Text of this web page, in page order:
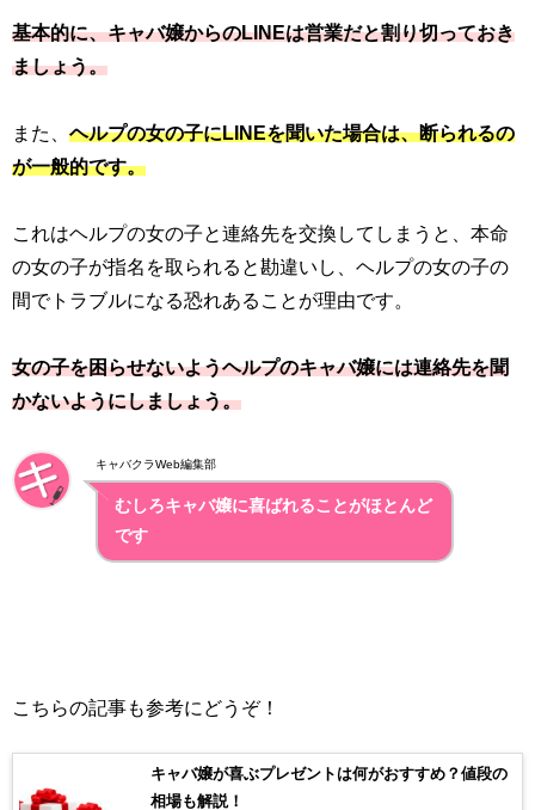
基本的に、キャバ嬢からのLINEは営業だと割り切っておき
ましょう。
また、 ヘルプの女の子にLINEを聞いた場合は、断られるの
が一般的です。
これはヘルプの女の子と連絡先を交換してしまうと、本命
の女の子が指名を取られると勘違いし、ヘルプの女の子の
間でトラブルになる恐れあることが理由です。
女の子を困らせないようヘルプのキャバ嬢には連絡先を聞
かないようにしましょう。
キャバクラWeb編集部
むしろキャバ嬢に喜ばれることがほとんど
です
こちらの記事も参考にどうぞ！
キャバ嬢が喜ぶプレゼントは何がおすすめ？値段の
相場も解説！